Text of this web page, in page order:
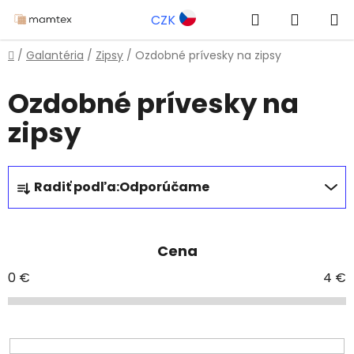
na
obsah
CZK Hľadať
KOŠÍK
Domov
/ Galantéria / Zipsy / Ozdobné prívesky na zipsy
Ozdobné prívesky na
zipsy
R
a
d
i
e
r
Radiť podľa:Odporúčame
Cena
0 € 4 €